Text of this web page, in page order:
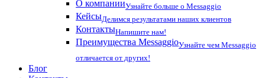
О компанииУзнайте больше о Messaggio
КейсыДелимся результатами наших клиентов
КонтактыНапишите нам!
Преимущества MessaggioУзнайте чем Messaggio
отличается от других!
Блог